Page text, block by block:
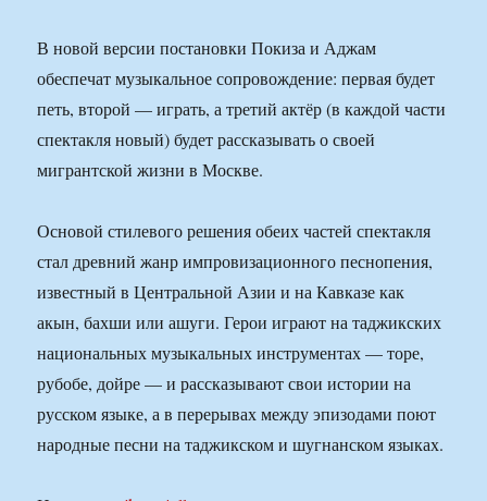
В новой версии постановки Покиза и Аджам
обеспечат музыкальное сопровождение: первая будет
петь, второй — играть, а третий актёр (в каждой части
спектакля новый) будет рассказывать о своей
мигрантской жизни в Москве.
Основой стилевого решения обеих частей спектакля
стал древний жанр импровизационного песнопения,
известный в Центральной Азии и на Кавказе как
акын, бахши или ашуги. Герои играют на таджикских
национальных музыкальных инструментах — торе,
рубобе, дойре — и рассказывают свои истории на
русском языке, а в перерывах между эпизодами поют
народные песни на таджикском и шугнанском языках.